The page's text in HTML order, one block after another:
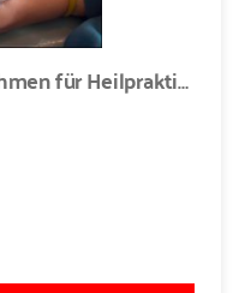
Notfälle und Sofortmaßnahmen für Heilpraktiker